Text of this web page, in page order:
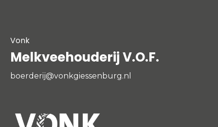
Vonk
Melkveehouderij V.O.F.
boerderij@vonkgiessenburg.nl